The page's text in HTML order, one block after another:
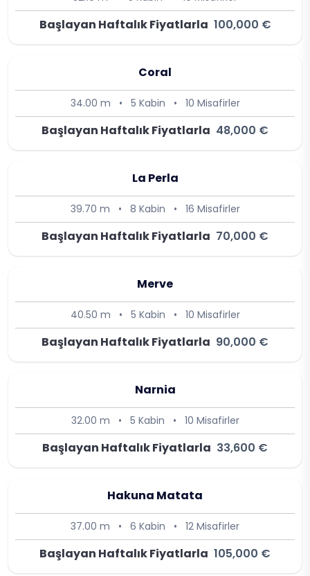
Başlayan Haftalık Fiyatlarla 100,000 €
Coral
34.00 m • 5 Kabin • 10 Misafirler
Başlayan Haftalık Fiyatlarla 48,000 €
La Perla
39.70 m • 8 Kabin • 16 Misafirler
Başlayan Haftalık Fiyatlarla 70,000 €
Merve
40.50 m • 5 Kabin • 10 Misafirler
Başlayan Haftalık Fiyatlarla 90,000 €
Narnia
32.00 m • 5 Kabin • 10 Misafirler
Başlayan Haftalık Fiyatlarla 33,600 €
Hakuna Matata
37.00 m • 6 Kabin • 12 Misafirler
Başlayan Haftalık Fiyatlarla 105,000 €